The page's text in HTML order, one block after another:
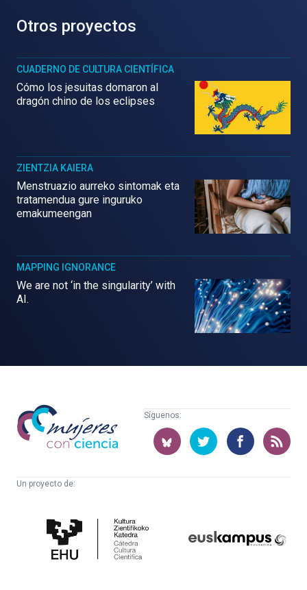
Otros proyectos
CUADERNO DE CULTURA CIENTÍFICA
Cómo los jesuitas domaron al
dragón chino de los eclipses
ZIENTZIA KAIERA
Menstruazio aurreko sintomak eta
tratamendua gure inguruko
emakumeengan
MAPPING IGNORANCE
We are not ‘in the singularity’ with
AI.
Mujeres
con
ciencia
Síguenos:
Un proyecto de:
Cultura
Científica